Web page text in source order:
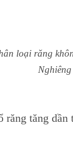
loại răng
răng tăng